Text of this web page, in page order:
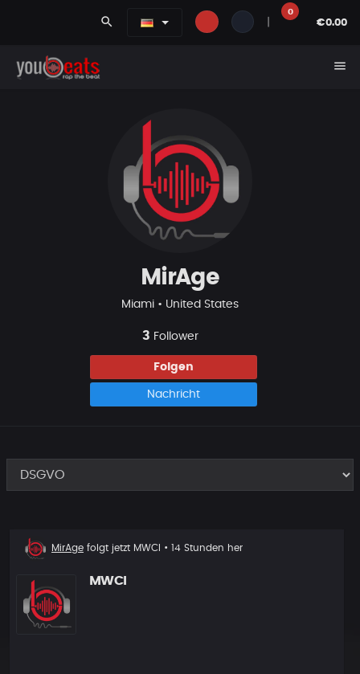
search
0
€0.00
menu
MirAge
Miami • United States
3 Follower
Folgen
Nachricht
Neuer
Follower
MirAge folgt jetzt MWCI • 14 Stunden her
MWCI